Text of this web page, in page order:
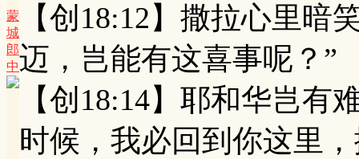
蒙
城
郎
中
【创18:12】撒拉心里暗
迈，岂能有这喜事呢？”
【创18:14】耶和华岂
时候，我必回到你这里